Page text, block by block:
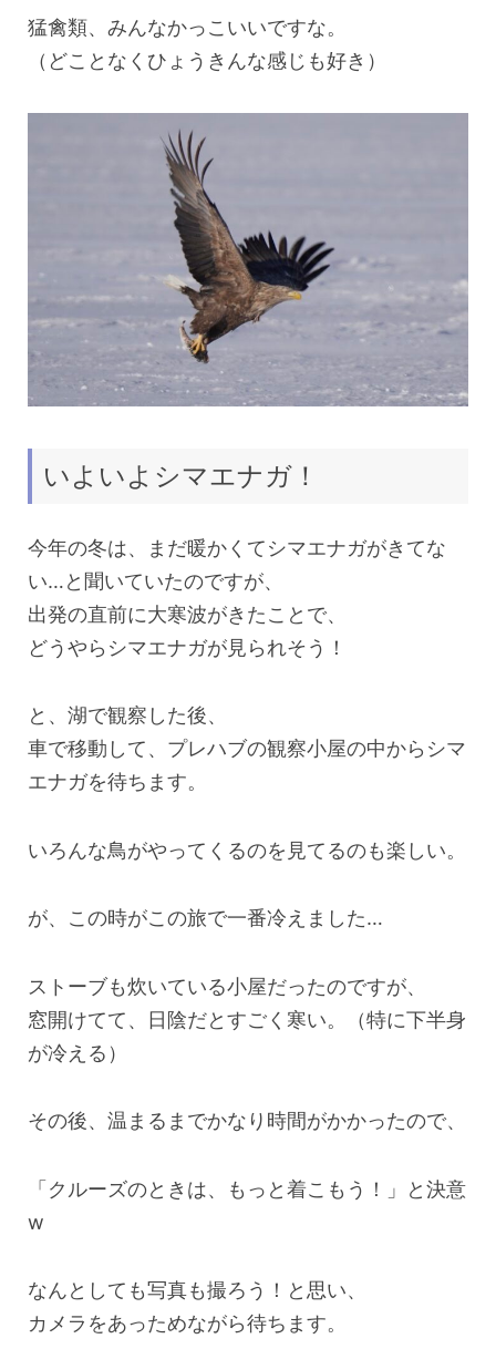
猛禽類、みんなかっこいいですな。
（どことなくひょうきんな感じも好き）
いよいよシマエナガ！
今年の冬は、まだ暖かくてシマエナガがきてな
い…と聞いていたのですが、
出発の直前に大寒波がきたことで、
どうやらシマエナガが見られそう！
と、湖で観察した後、
車で移動して、プレハブの観察小屋の中からシマ
エナガを待ちます。
いろんな鳥がやってくるのを見てるのも楽しい。
が、この時がこの旅で一番冷えました…
ストーブも炊いている小屋だったのですが、
窓開けてて、日陰だとすごく寒い。（特に下半身
が冷える）
その後、温まるまでかなり時間がかかったので、
「クルーズのときは、もっと着こもう！」と決意
w
なんとしても写真も撮ろう！と思い、
カメラをあっためながら待ちます。